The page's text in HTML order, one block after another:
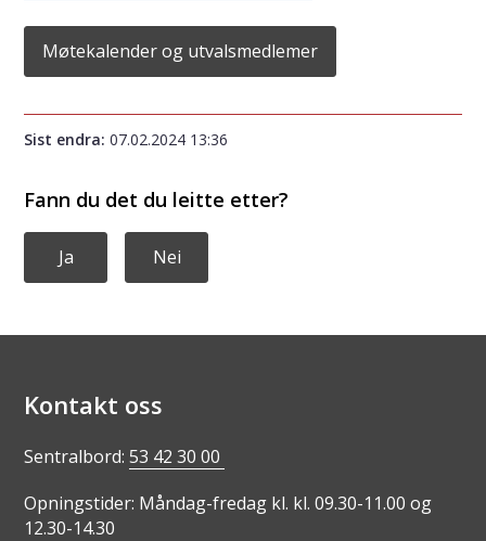
Møtekalender og utvalsmedlemer
Sist endra 07.02.2024 13:36
Fann du det du leitte etter?
Ja Nei
Kontakt oss
Sentralbord:53 42 30 00
Opningstider: Måndag-fredag kl. kl. 09.30-11.00 og
12.30-14.30